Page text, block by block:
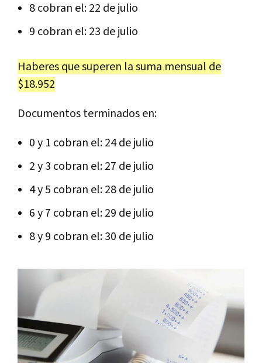
8 cobran el: 22 de julio
9 cobran el: 23 de julio
Haberes que superen la suma mensual de
$18.952
Documentos terminados en:
0 y 1 cobran el: 24 de julio
2 y 3 cobran el: 27 de julio
4 y 5 cobran el: 28 de julio
6 y 7 cobran el: 29 de julio
8 y 9 cobran el: 30 de julio